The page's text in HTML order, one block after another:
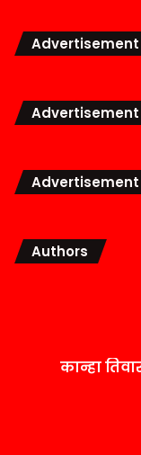
Advertisement
Advertisement
Advertisement
Authors
कान्हा